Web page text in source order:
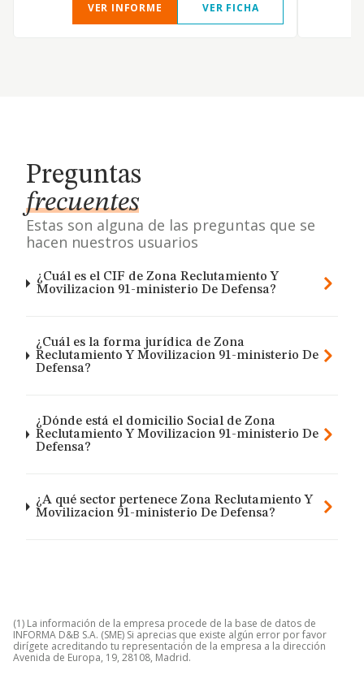
VER INFORME VER FICHA
Preguntas
frecuentes
Estas son alguna de las preguntas que se
hacen nuestros usuarios
¿Cuál es el CIF de Zona Reclutamiento Y
Movilizacion 91-ministerio De Defensa?
¿Cuál es la forma jurídica de Zona
Reclutamiento Y Movilizacion 91-ministerio De
Defensa?
¿Dónde está el domicilio Social de Zona
Reclutamiento Y Movilizacion 91-ministerio De
Defensa?
¿A qué sector pertenece Zona Reclutamiento Y
Movilizacion 91-ministerio De Defensa?
(1) La información de la empresa procede de la base de datos de
INFORMA D&B S.A. (SME) Si aprecias que existe algún error por favor
dirígete acreditando tu representación de la empresa a la dirección
Avenida de Europa, 19, 28108, Madrid.